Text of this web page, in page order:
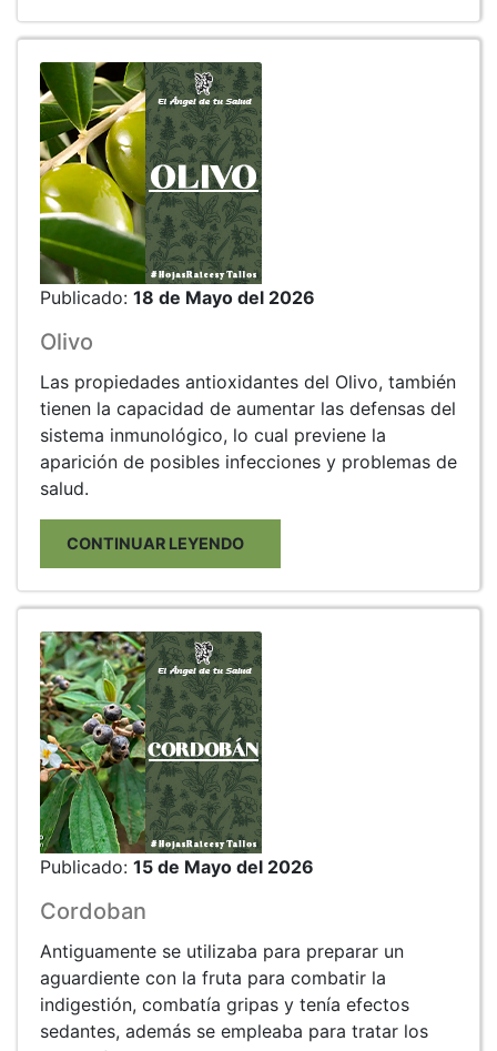
Publicado: 18 de Mayo del 2026
Olivo
Las propiedades antioxidantes del Olivo, también
tienen la capacidad de aumentar las defensas del
sistema inmunológico, lo cual previene la
aparición de posibles infecciones y problemas de
salud.
CONTINUAR LEYENDO
Publicado: 15 de Mayo del 2026
Cordoban
Antiguamente se utilizaba para preparar un
aguardiente con la fruta para combatir la
indigestión, combatía gripas y tenía efectos
sedantes, además se empleaba para tratar los